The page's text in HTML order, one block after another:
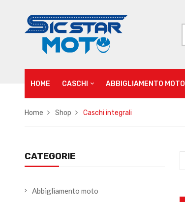
HOME CASCHI ABBIGLIAMENTO MOTO
Home Shop Caschi integrali
CATEGORIE
Abbigliamento moto